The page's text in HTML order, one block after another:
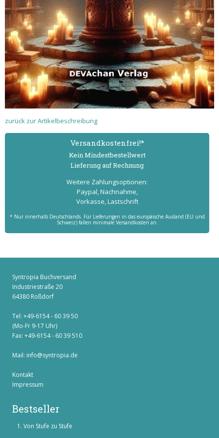
zurück zur Artikelbeschreibung
Versand­kostenfrei!*
Kein Mindest­bestell­wert
Lieferung auf Rechnung
Weitere Zahlungs­optionen:
Paypal, Nachnahme,
Vorkasse, Lastschrift
* Nur innerhalb Deutschlands. Für Lieferungen in das europäische Ausland (EU und
Schweiz) fallen minimale Versandkosten an.
Syntropia Buchversand
Industriestraße 20
64380 Roßdorf
Tel: +49-6154 - 60 39 50
(Mo-Fr 9-17 Uhr)
Fax: +49-6154 - 60 39 510
Mail: info@syntropia.de
Kontakt
Impressum
Bestseller
Von Stufe zu Stufe